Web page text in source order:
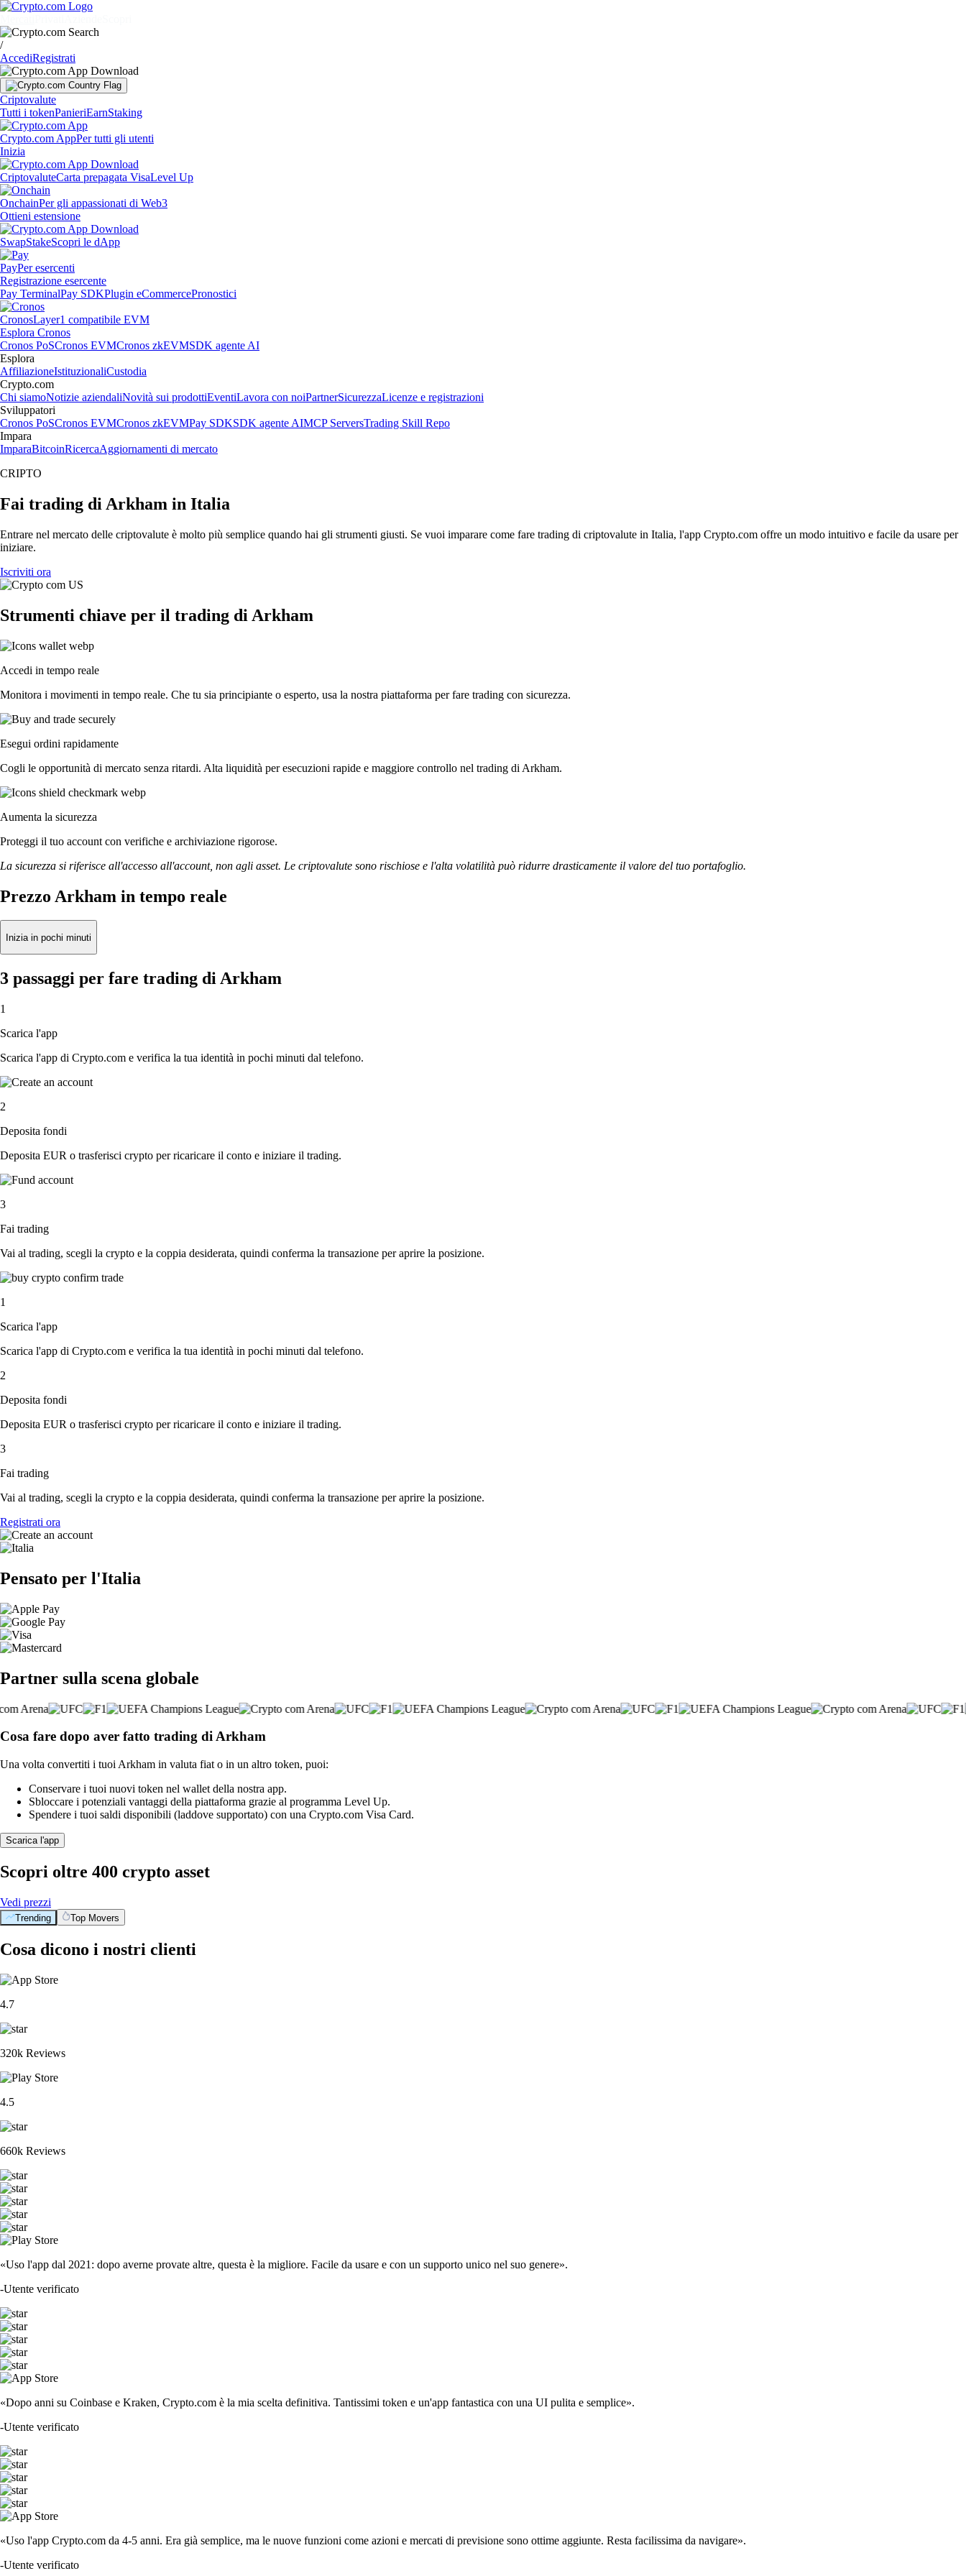
/
AccediRegistrati
Criptovalute
Tutti i tokenPanieriEarnStaking
Crypto.com AppPer tutti gli utenti
Inizia
CriptovaluteCarta prepagata VisaLevel Up
OnchainPer gli appassionati di Web3
Ottieni estensione
SwapStakeScopri le dApp
PayPer esercenti
Registrazione esercente
Pay TerminalPay SDKPlugin eCommercePronostici
CronosLayer1 compatibile EVM
Esplora Cronos
Cronos PoSCronos EVMCronos zkEVMSDK agente AI
Esplora
AffiliazioneIstituzionaliCustodia
Crypto.com
Chi siamoNotizie aziendaliNovità sui prodottiEventiLavora con noiPartnerSicurezzaLicenze e registrazioni
Sviluppatori
Cronos PoSCronos EVMCronos zkEVMPay SDKSDK agente AIMCP ServersTrading Skill Repo
Impara
ImparaBitcoinRicercaAggiornamenti di mercato
CRIPTO
Fai trading di Arkham in Italia
Entrare nel mercato delle criptovalute è molto più semplice quando hai gli strumenti giusti. Se vuoi imparare come fare trading di criptovalute in Italia, l'app Crypto.com offre un modo intuitivo e facile da usare per
iniziare.
Iscriviti ora
Strumenti chiave per il trading di Arkham
Accedi in tempo reale
Monitora i movimenti in tempo reale. Che tu sia principiante o esperto, usa la nostra piattaforma per fare trading con sicurezza.
Esegui ordini rapidamente
Cogli le opportunità di mercato senza ritardi. Alta liquidità per esecuzioni rapide e maggiore controllo nel trading di Arkham.
Aumenta la sicurezza
Proteggi il tuo account con verifiche e archiviazione rigorose.
La sicurezza si riferisce all'accesso all'account, non agli asset. Le criptovalute sono rischiose e l'alta volatilità può ridurre drasticamente il valore del tuo portafoglio.
Prezzo Arkham in tempo reale
Inizia in pochi minuti
3 passaggi per fare trading di Arkham
1
Scarica l'app
Scarica l'app di Crypto.com e verifica la tua identità in pochi minuti dal telefono.
2
Deposita fondi
Deposita EUR o trasferisci crypto per ricaricare il conto e iniziare il trading.
3
Fai trading
Vai al trading, scegli la crypto e la coppia desiderata, quindi conferma la transazione per aprire la posizione.
1
Scarica l'app
Scarica l'app di Crypto.com e verifica la tua identità in pochi minuti dal telefono.
2
Deposita fondi
Deposita EUR o trasferisci crypto per ricaricare il conto e iniziare il trading.
3
Fai trading
Vai al trading, scegli la crypto e la coppia desiderata, quindi conferma la transazione per aprire la posizione.
Registrati ora
Pensato per l'Italia
Partner sulla scena globale
Cosa fare dopo aver fatto trading di Arkham
Una volta convertiti i tuoi Arkham in valuta fiat o in un altro token, puoi:
Conservare i tuoi nuovi token nel wallet della nostra app.
Sbloccare i potenziali vantaggi della piattaforma grazie al programma Level Up.
Spendere i tuoi saldi disponibili (laddove supportato) con una Crypto.com Visa Card.
Scarica l'app
Scopri oltre 400 crypto asset
Vedi prezzi
Trending Top Movers
Cosa dicono i nostri clienti
4.7
320k Reviews
4.5
660k Reviews
«Uso l'app dal 2021: dopo averne provate altre, questa è la migliore. Facile da usare e con un supporto unico nel suo genere».
-Utente verificato
«Dopo anni su Coinbase e Kraken, Crypto.com è la mia scelta definitiva. Tantissimi token e un'app fantastica con una UI pulita e semplice».
-Utente verificato
«Uso l'app Crypto.com da 4-5 anni. Era già semplice, ma le nuove funzioni come azioni e mercati di previsione sono ottime aggiunte. Resta facilissima da navigare».
-Utente verificato